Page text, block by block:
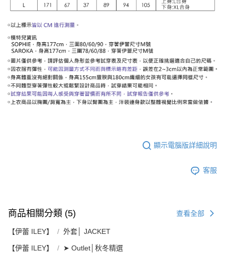
顯示電腦版詳細說明
客服
商品相關分類 (5) 查看全部
【伊蕾 ILEY】 外套│ JACKET
【伊蕾 ILEY】 ➤ Outlet│秋冬精選